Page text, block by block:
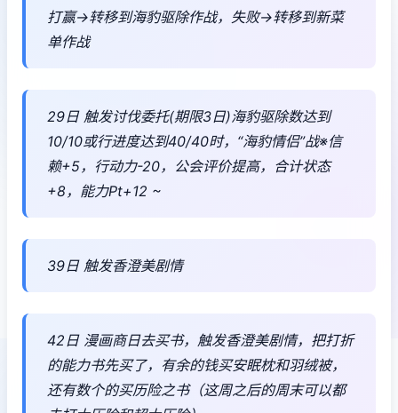
打赢→转移到海豹驱除作战，失败→转移到新菜
单作战
29日 触发讨伐委托(期限3日)海豹驱除数达到
10/10或行进度达到40/40时，“海豹情侣”战※信
赖+5，行动力-20，公会评价提高，合计状态
+8，能力Pt+12 ~
39日 触发香澄美剧情
42日 漫画商日去买书，触发香澄美剧情，把打折
的能力书先买了，有余的钱买安眠枕和羽绒被，
还有数个的买历险之书（这周之后的周末可以都